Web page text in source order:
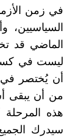
في زمن
الماضي قد
ليست في كسب
أن يُختصر
من أن يبقى
هذه
سيدرك